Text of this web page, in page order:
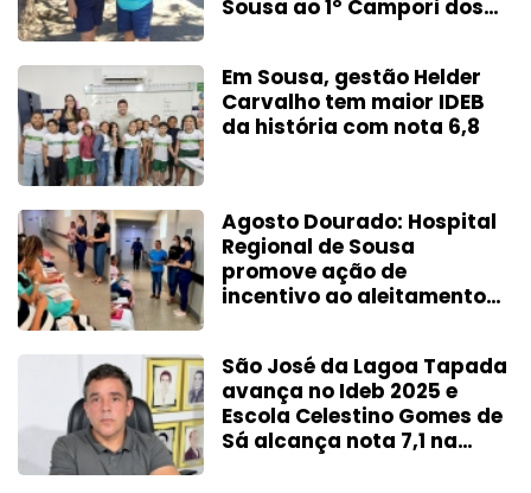
Sousa ao 1º Campori dos
Em Sousa, gestão Helder
Carvalho tem maior IDEB
da história com nota 6,8
Agosto Dourado: Hospital
Regional de Sousa
promove ação de
incentivo ao aleitamento
São José da Lagoa Tapada
avança no Ideb 2025 e
Escola Celestino Gomes de
Sá alcança nota 7,1 na